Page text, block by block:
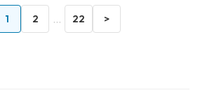
1 2 ... 22 >